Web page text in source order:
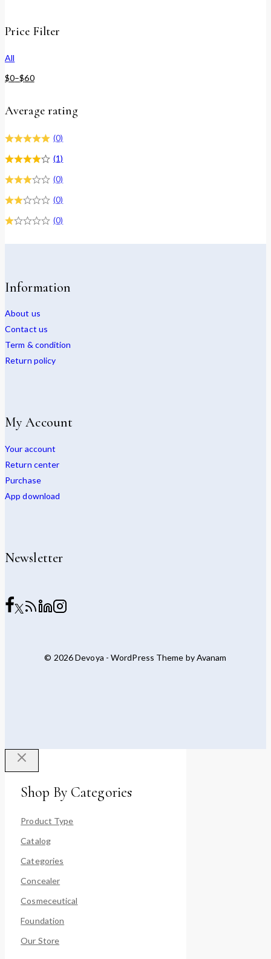
Price Filter
All
$0–$60
Average rating
(0)
(1)
(0)
(0)
(0)
Information
About us
Contact us
Term & condition
Return policy
My Account
Your account
Return center
Purchase
App download
Newsletter
© 2026 Devoya - WordPress Theme byAvanam
Shop By Categories
Product Type
Catalog
Categories
Concealer
Cosmeceutical
Foundation
Our Store